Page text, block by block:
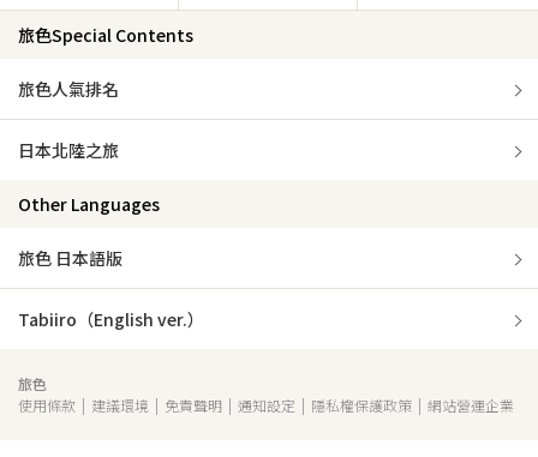
旅色Special Contents
旅色人氣排名
日本北陸之旅
Other Languages
旅色 日本語版
Tabiiro（English ver.）
旅色
使用條款
建議環境 免責聲明 通知設定 隱私權保護政策 網站營運企業